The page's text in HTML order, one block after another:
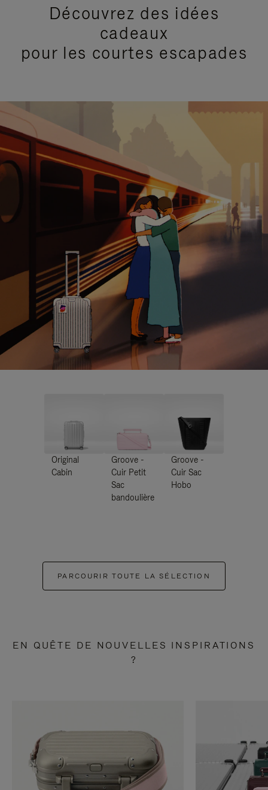
Découvrez des idées
cadeaux
pour les courtes escapades
Original
Cabin
Groove -
Cuir Petit
Sac
bandoulière
Groove -
Cuir Sac
Hobo
PARCOURIR TOUTE LA SÉLECTION
EN QUÊTE DE NOUVELLES INSPIRATIONS
?